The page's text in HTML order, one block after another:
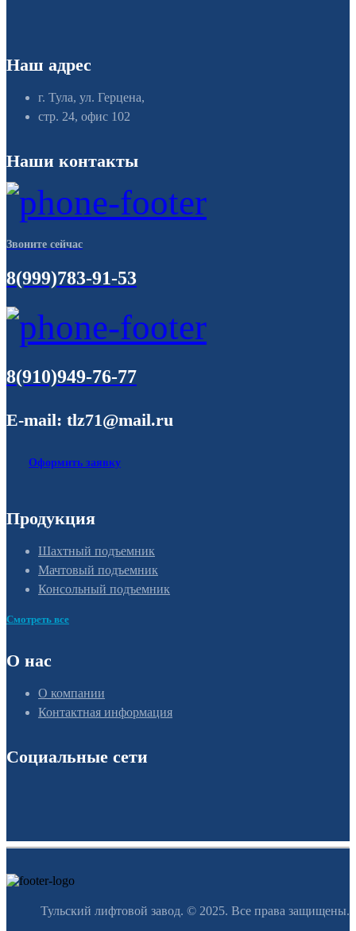
Наш адрес
г. Тула, ул. Герцена,
стр. 24, офис 102
Наши контакты
Звоните сейчас
8(999)783-91-53
8(910)949-76-77
E-mail: tlz71@mail.ru
Оформить заявку
Продукция
Шахтный подъемник
Мачтовый подъемник
Консольный подъемник
Смотреть все
О нас
О компании
Контактная информация
Социальные сети
Тульский лифтовой завод. © 2025. Все права защищены.